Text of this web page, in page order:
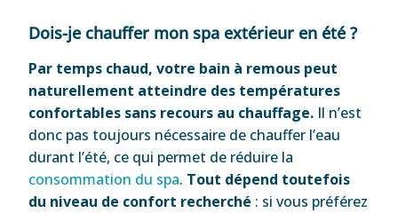
Dois-je chauffer mon spa extérieur en été ?
Par temps chaud, votre bain à remous peut
naturellement atteindre des températures
confortables sans recours au chauffage. Il n’est
donc pas toujours nécessaire de chauffer l’eau
durant l’été, ce qui permet de réduire la
consommation du spa. Tout dépend toutefois
du niveau de confort recherché : si vous préférez